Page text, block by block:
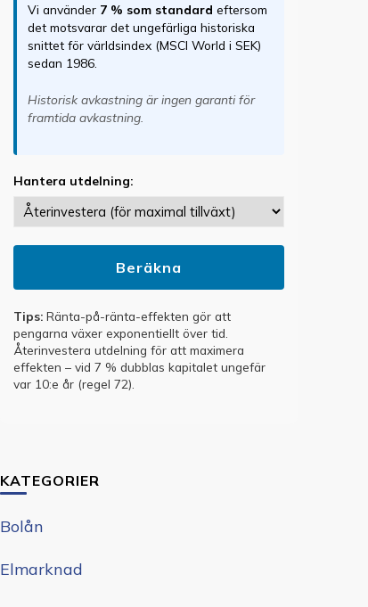
Vi använder 7 % som standard eftersom
det motsvarar det ungefärliga historiska
snittet för världsindex (MSCI World i SEK)
sedan 1986.
Historisk avkastning är ingen garanti för
framtida avkastning.
Hantera utdelning:
Beräkna
Tips:Ränta-på-ränta-effekten gör att
pengarna växer exponentiellt över tid.
Återinvestera utdelning för att maximera
effekten – vid 7 % dubblas kapitalet ungefär
var 10:e år (regel 72).
KATEGORIER
Bolån
Elmarknad